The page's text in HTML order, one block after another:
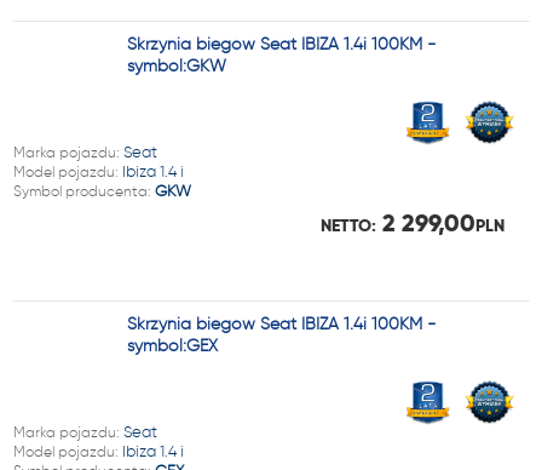
Skrzynia biegów Seat IBIZA 1.4i 100KM -
symbol:GKW
Marka pojazdu: Seat
Model pojazdu: Ibiza 1.4 i
Symbol producenta: GKW
NETTO: 2 299,00PLN
Skrzynia biegów Seat IBIZA 1.4i 100KM -
symbol:GEX
Marka pojazdu: Seat
Model pojazdu: Ibiza 1.4 i